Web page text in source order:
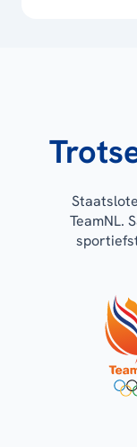
TeamNL.